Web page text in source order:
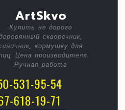
ArtSkvo
Дід
АУ
Купить не дорого
скворечник,
кормушку для
Цена производителя.
Ручная работа
531-95-54
618-19-71